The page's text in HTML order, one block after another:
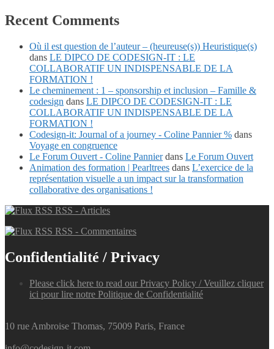
Recent Comments
Où il est question de l’auteur – (heureuse(s)) Heuristique(s)
dans LE DIPCO DE CODESIGN-IT : LE
COLLABORATIF UN INDISPENSABLE DE LA
FORMATION !
Le cheminement : 1 – sponsorship et inclusion – Famille &
codesign dans LE DIPCO DE CODESIGN-IT : LE
COLLABORATIF UN INDISPENSABLE DE LA
FORMATION !
Codesign-it: Journal of a journey - Coline Pannier % dans
Voyage en congruence
Le Forum Ouvert - Coline Pannierdans Le Forum Ouvert
Animation des formation | Pearltrees dans L’exercice de la
représentation visuelle a un impact sur la transformation
collaborative des organisations !
RSS - Articles
RSS - Commentaires
Confidentialité / Privacy
Please click here to read our Privacy Policy / Veuillez cliquer
ici pour lire notre Politique de Confidentialité
10 rue Ambroise Thomas, 75009 Paris, France